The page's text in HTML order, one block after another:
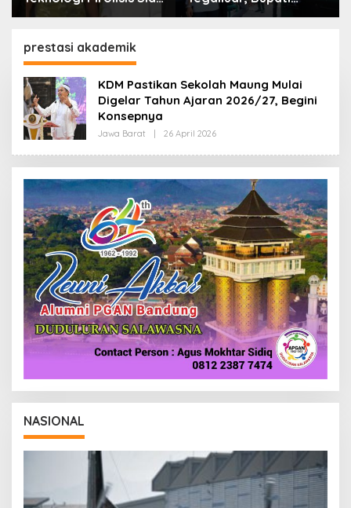
Barat
Bandung: Sampah
prestasi akademik
KDM Pastikan Sekolah Maung Mulai
Digelar Tahun Ajaran 2026/27, Begini
Konsepnya
Jawa Barat 26 April 2026
E
H
R
A
K
S
I
NASIONAL